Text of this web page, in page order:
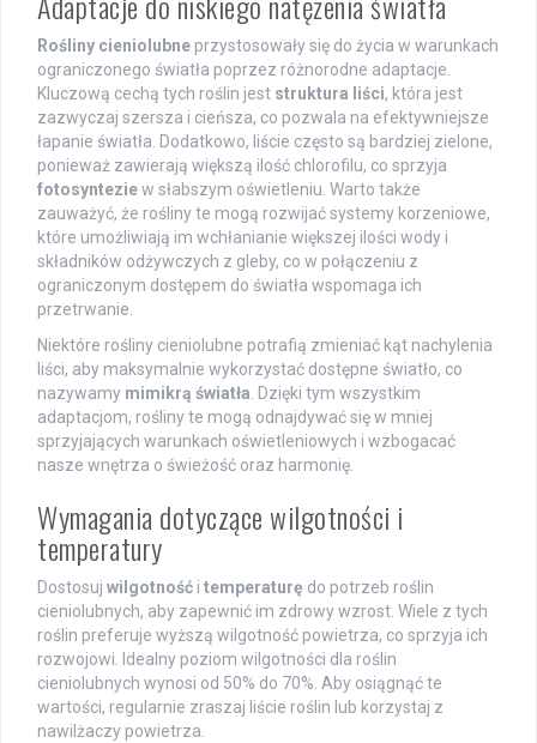
Rośliny cieniolubne przystosowały się do życia w warunkach
ograniczonego światła poprzez różnorodne adaptacje.
Kluczową cechą tych roślin jest struktura liści, która jest
zazwyczaj szersza i cieńsza, co pozwala na efektywniejsze
łapanie światła. Dodatkowo, liście często są bardziej zielone,
ponieważ zawierają większą ilość chlorofilu, co sprzyja
fotosynteziew słabszym oświetleniu. Warto także
zauważyć, że rośliny te mogą rozwijać systemy korzeniowe,
które umożliwiają im wchłanianie większej ilości wody i
składników odżywczych z gleby, co w połączeniu z
ograniczonym dostępem do światła wspomaga ich
przetrwanie.
Niektóre rośliny cieniolubne potrafią zmieniać kąt nachylenia
liści, aby maksymalnie wykorzystać dostępne światło, co
nazywamy mimikrą światła. Dzięki tym wszystkim
adaptacjom, rośliny te mogą odnajdywać się w mniej
sprzyjających warunkach oświetleniowych i wzbogacać
nasze wnętrza o świeżość oraz harmonię.
Wymagania dotyczące wilgotności i
temperatury
Dostosuj wilgotność i temperaturę do potrzeb roślin
cieniolubnych, aby zapewnić im zdrowy wzrost. Wiele z tych
roślin preferuje wyższą wilgotność powietrza, co sprzyja ich
rozwojowi. Idealny poziom wilgotności dla roślin
cieniolubnych wynosi od 50% do 70%. Aby osiągnąć te
wartości, regularnie zraszaj liście roślin lub korzystaj z
nawilżaczy powietrza.